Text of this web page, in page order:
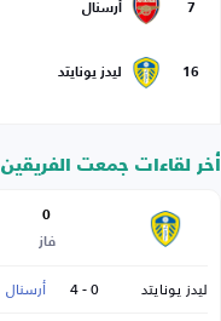
7 أرسنال
16 ليدز يونايتد
أخر لقاءات جمعت الفريقين
0
فاز
ليدز يونايتد 0 - 4 أرسنال